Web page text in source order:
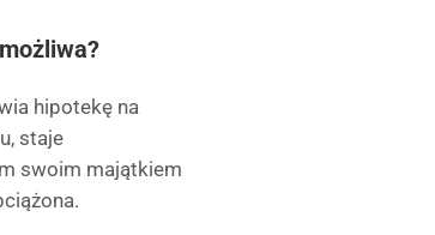
hipotekę na
staje
swoim majątkiem